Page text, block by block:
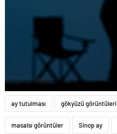
ay tutulması gökyüzü görüntüleri
masalsı görüntüler Sinop ay